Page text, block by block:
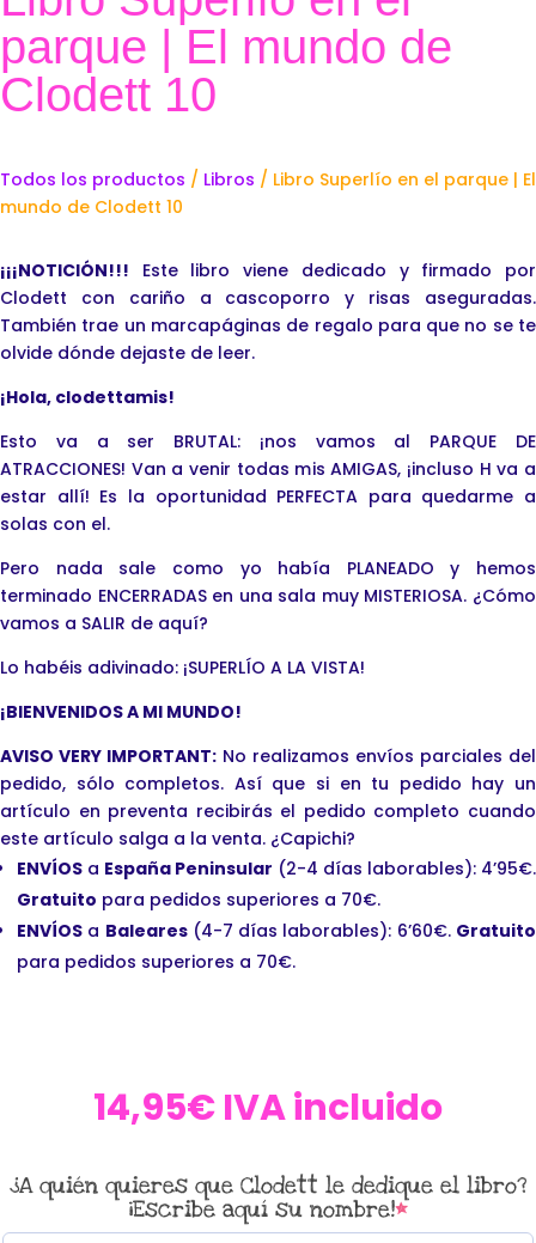
parque | El mundo de
Clodett 10
Todos los productos / Libros / Libro Superlío en el parque | El
mundo de Clodett 10
¡¡¡NOTICIÓN!!! Este libro viene dedicado y firmado por
Clodett con cariño a cascoporro y risas aseguradas.
También trae un marcapáginas de regalo para que no se te
olvide dónde dejaste de leer.
¡Hola, clodettamis!
Esto va a ser BRUTAL: ¡nos vamos al PARQUE DE
ATRACCIONES! Van a venir todas mis AMIGAS, ¡incluso H va a
estar allí! Es la oportunidad PERFECTA para quedarme a
solas con el.
Pero nada sale como yo había PLANEADO y hemos
terminado ENCERRADAS en una sala muy MISTERIOSA. ¿Cómo
vamos a SALIR de aquí?
Lo habéis adivinado: ¡SUPERLÍO A LA VISTA!
¡BIENVENIDOS A MI MUNDO!
AVISO VERY IMPORTANT: No realizamos envíos parciales del
pedido, sólo completos. Así que si en tu pedido hay un
artículo en preventa recibirás el pedido completo cuando
este artículo salga a la venta. ¿Capichi?
ENVÍOS a España Peninsular (2-4 días laborables): 4’95€.
Gratuito para pedidos superiores a 70€.
ENVÍOS a Baleares(4-7 días laborables): 6’60€. Gratuito
para pedidos superiores a 70€.
14,95€IVA incluido
¿A quién quieres que Clodett le dedique el libro?
¡Escribe aquí su nombre!*